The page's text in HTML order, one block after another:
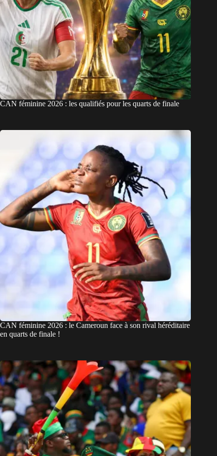
CAN féminine 2026 : les qualifiés pour les quarts de finale
CAN féminine 2026 : le Cameroun face à son rival héréditaire
en quarts de finale !